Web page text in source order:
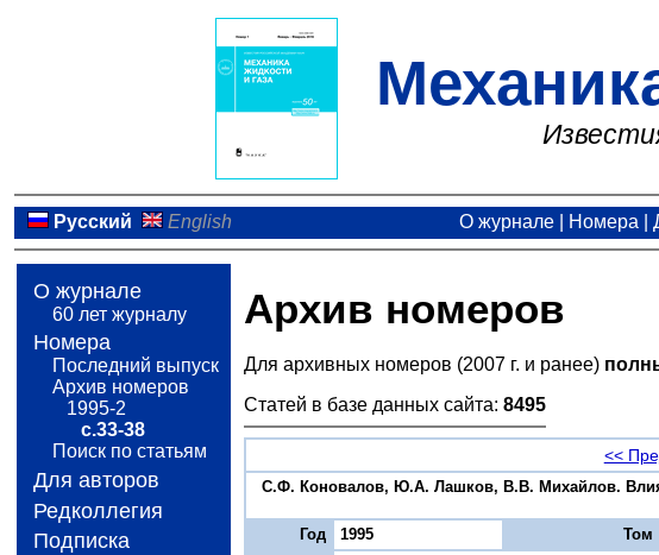
Русский English О журнале Номера
О журнале
60 лет журналу
Номера
Последний выпуск
Архив номеров
1995-2
с.33-38
Поиск по статьям
Для авторов
Редколлегия
Подписка
Архив номеров
Для архивных номеров (2007 г. и ранее)
Статей в базе данных сайта: 8495
<<
С.Ф. Коновалов, Ю.А. Лашков, В.В. Михайлов.
Год
1995 Том